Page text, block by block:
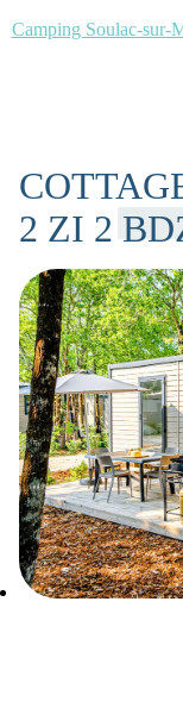
Camping Soulac-sur-
2 ZI 2